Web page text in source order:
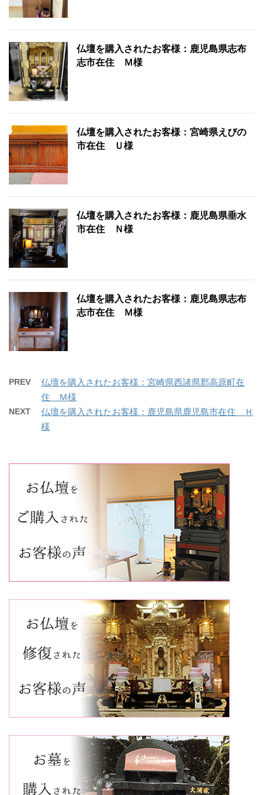
仏壇を購入されたお客様：鹿児島県志布
志市在住 Ｍ様
仏壇を購入されたお客様：宮崎県えびの
市在住 Ｕ様
仏壇を購入されたお客様：鹿児島県垂水
市在住 Ｎ様
仏壇を購入されたお客様：鹿児島県志布
志市在住 Ｍ様
PREV
仏壇を購入されたお客様：宮崎県西諸県郡高原町在
住 Ｍ様
NEXT
仏壇を購入されたお客様：鹿児島県鹿児島市在住 Ｈ
様